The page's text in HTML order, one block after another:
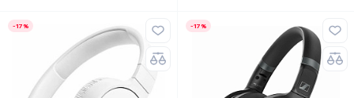
-17% -17%